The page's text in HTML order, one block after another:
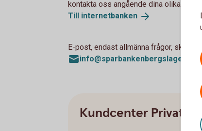
kontakta oss angående dina olika
Till internetbanken
E-post, endast allmänna frågor,
info@sparbankenbergslagen.se
Kundcenter Privat